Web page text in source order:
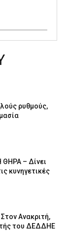
ρυθμούς,
ΘΗΡΑ – Δίνει
κυνηγετικές
Ανακριτή,
του ΔΕΔΔΗΕ